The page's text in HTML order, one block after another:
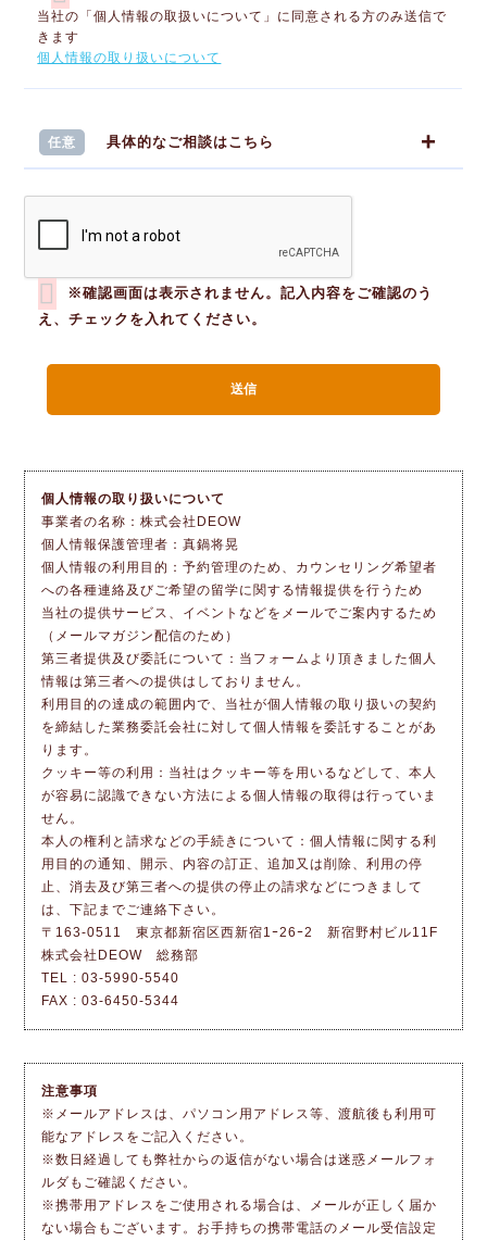
当社の「個人情報の取扱いについて」に同意される方のみ送信で
きます
個人情報の取り扱いについて
任意 具体的なご相談はこちら
※確認画面は表示されません。記入内容をご確認のう
え、チェックを入れてください。
個人情報の取り扱いについて
事業者の名称：株式会社DEOW
個人情報保護管理者：真鍋将晃
個人情報の利用目的：予約管理のため、カウンセリング希望者
への各種連絡及びご希望の留学に関する情報提供を行うため
当社の提供サービス、イベントなどをメールでご案内するため
（メールマガジン配信のため）
第三者提供及び委託について：当フォームより頂きました個人
情報は第三者への提供はしておりません。
利用目的の達成の範囲内で、当社が個人情報の取り扱いの契約
を締結した業務委託会社に対して個人情報を委託することがあ
ります。
クッキー等の利用：当社はクッキー等を用いるなどして、本人
が容易に認識できない方法による個人情報の取得は行っていま
せん。
本人の権利と請求などの手続きについて：個人情報に関する利
用目的の通知、開示、内容の訂正、追加又は削除、利用の停
止、消去及び第三者への提供の停止の請求などにつきまして
は、下記までご連絡下さい。
〒163-0511 東京都新宿区西新宿1ｰ26ｰ2 新宿野村ビル11F
株式会社DEOW 総務部
TEL : 03-5990-5540
FAX : 03-6450-5344
注意事項
※メールアドレスは、パソコン用アドレス等、渡航後も利用可
能なアドレスをご記入ください。
※数日経過しても弊社からの返信がない場合は迷惑メールフォ
ルダもご確認ください。
※携帯用アドレスをご使用される場合は、メールが正しく届か
ない場合もございます。お手持ちの携帯電話のメール受信設定